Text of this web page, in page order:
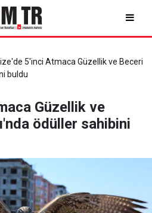
5'inci Atmaca Güzellik ve Beceri
buldu
Güzellik ve
ödüller sahibini